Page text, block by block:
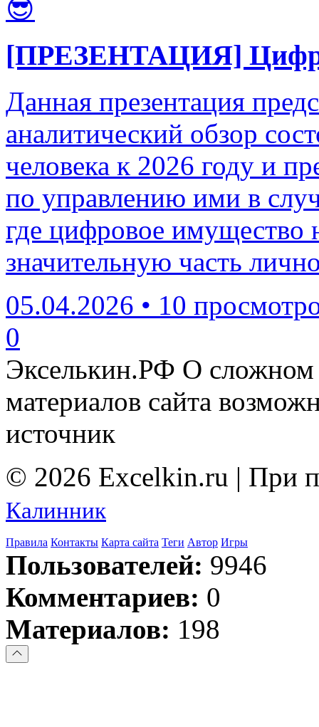
😎
[ПРЕЗЕНТАЦИЯ]
Данная презентация
аналитический обзор
человека к 2026 году и
по управлению ими в
где цифровое имущество
значительную часть
05.04.2026 • 10
0
Экселькин.РФ О сложном
материалов сайта
источник
© 2026 Excelkin.ru | При
Калинник
Правила Контакты Карта сайта Теги Автор Игры
Пользователей: 9946
Комментариев: 0
Материалов: 198